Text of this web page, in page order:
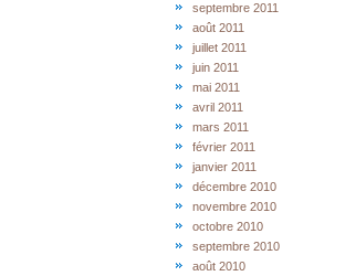
septembre 2011
août 2011
juillet 2011
juin 2011
mai 2011
avril 2011
mars 2011
février 2011
janvier 2011
décembre 2010
novembre 2010
octobre 2010
septembre 2010
août 2010